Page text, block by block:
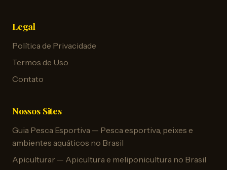
Legal
Política de Privacidade
Termos de Uso
Contato
Nossos Sites
Guia Pesca Esportiva — Pesca esportiva, peixes e
ambientes aquáticos no Brasil
Apiculturar — Apicultura e meliponicultura no Brasil